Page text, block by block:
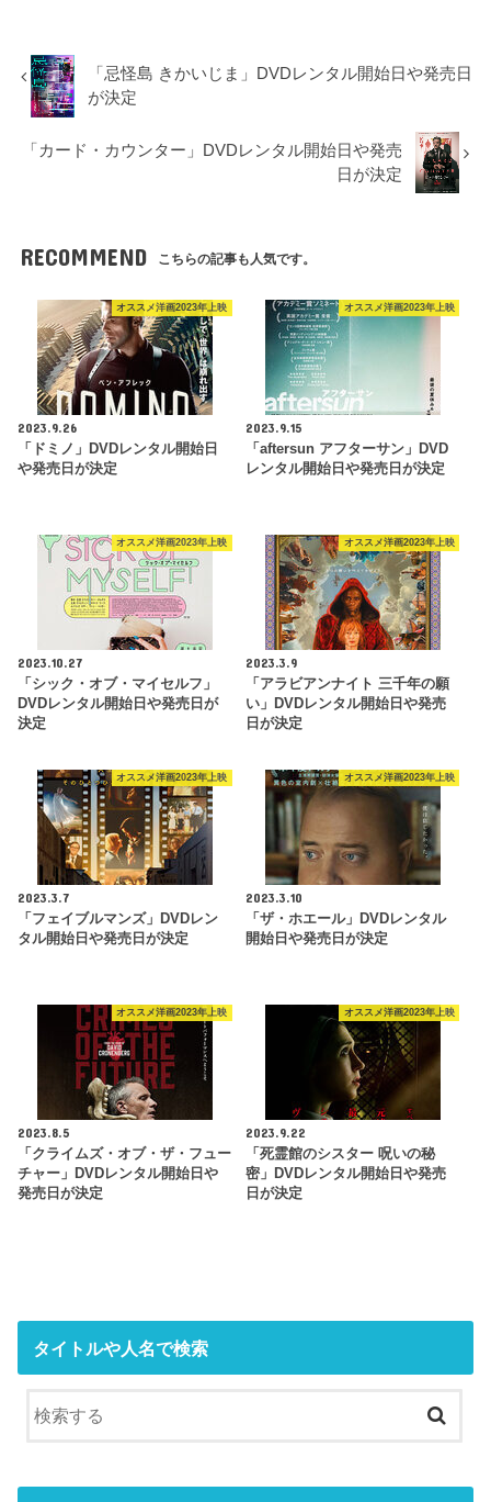
「忌怪島 きかいじま」DVDレンタル開始日や発売日
が決定
「カード・カウンター」DVDレンタル開始日や発売
日が決定
RECOMMEND こちらの記事も人気です。
オススメ洋画2023年上映
2023.9.26
「ドミノ」DVDレンタル開始日
や発売日が決定
オススメ洋画2023年上映
2023.9.15
「aftersun アフターサン」DVD
レンタル開始日や発売日が決定
オススメ洋画2023年上映
2023.10.27
「シック・オブ・マイセルフ」
DVDレンタル開始日や発売日が
決定
オススメ洋画2023年上映
2023.3.9
「アラビアンナイト 三千年の願
い」DVDレンタル開始日や発売
日が決定
オススメ洋画2023年上映
2023.3.7
「フェイブルマンズ」DVDレン
タル開始日や発売日が決定
オススメ洋画2023年上映
2023.3.10
「ザ・ホエール」DVDレンタル
開始日や発売日が決定
オススメ洋画2023年上映
2023.8.5
「クライムズ・オブ・ザ・フュー
チャー」DVDレンタル開始日や
発売日が決定
オススメ洋画2023年上映
2023.9.22
「死霊館のシスター 呪いの秘
密」DVDレンタル開始日や発売
日が決定
タイトルや人名で検索